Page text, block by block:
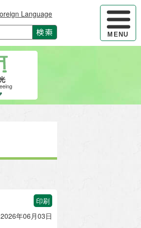
ハンバー
MENU
：青
Language
検索
印刷
年06月03日